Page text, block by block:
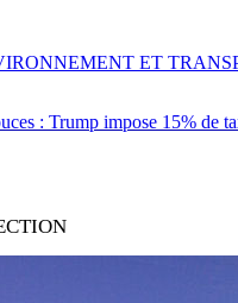
: Trump impose 15% de
ET